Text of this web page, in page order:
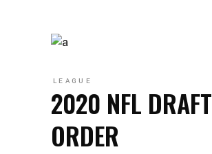
LEAGUE
2020 NFL DRAFT
ORDER